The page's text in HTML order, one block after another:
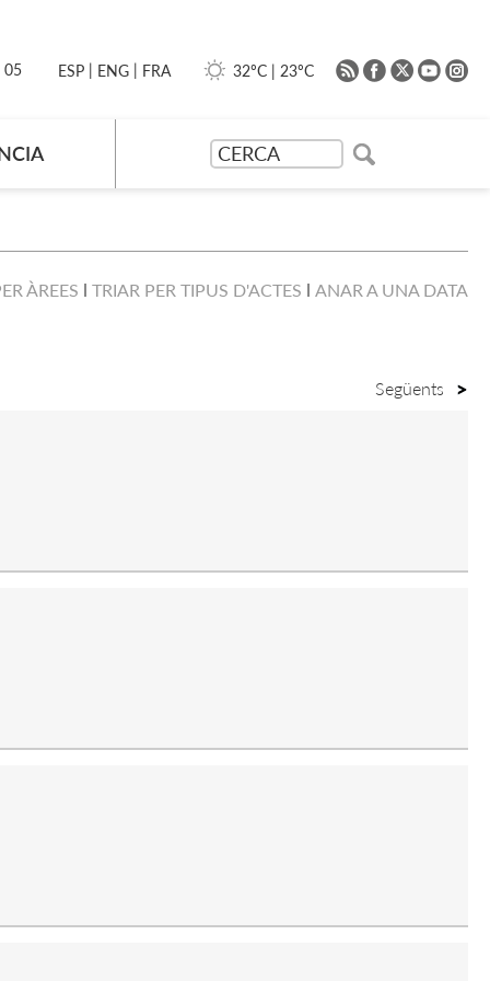
05 ESP | ENG | FRA 32ºC | 23ºC
ÀREES TRIAR PER TIPUS D'ACTES ANAR A UNA DATA
Següents